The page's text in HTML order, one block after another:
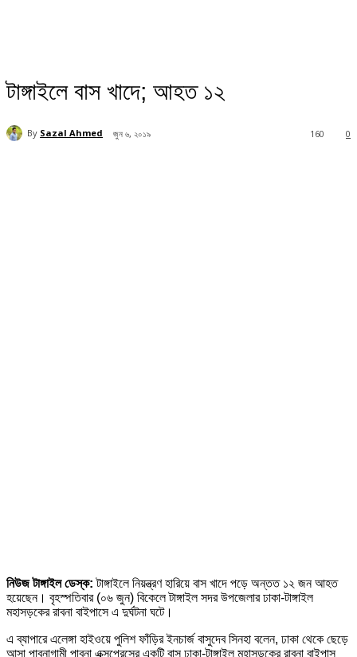
টাঙ্গাইলে বাস খাদে; আহত ১২
By Sazal Ahmed জুন ৬, ২০১৯ 0
160
নিউজ টাঙ্গাইল ডেস্ক:টাঙ্গাইলে নিয়ন্ত্রণ হারিয়ে বাস খাদে পড়ে অন্তত ১২ জন আহত
হয়েছেন। বৃহস্পতিবার (০৬ জুন) বিকেলে টাঙ্গাইল সদর উপজেলার ঢাকা-টাঙ্গাইল
মহাসড়কের রাবনা বাইপাসে এ দুর্ঘটনা ঘটে।
এ ব্যাপারে এলেঙ্গা হাইওয়ে পুলিশ ফাঁড়ির ইনচার্জ বাসুদেব সিনহা বলেন, ঢাকা থেকে ছেড়ে
আসা পাবনাগামী পাবনা এক্সপ্রেসের একটি বাস ঢাকা-টাঙ্গাইল মহাসড়কের রাবনা বাইপাস